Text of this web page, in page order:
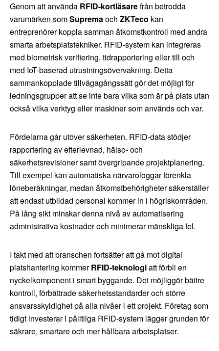
Genom att använda RFID-kortläsarefrån betrodda
varumärken somSupremaoch ZKTeco kan
entreprenörer koppla samman åtkomstkontroll med andra
smarta arbetsplatstekniker. RFID-system kan integreras
med biometrisk verifiering, tidrapportering eller till och
med IoT-baserad utrustningsövervakning. Detta
sammankopplade tillvägagångssätt gör det möjligt för
ledningsgrupper att se inte bara vilka som är på plats utan
också vilka verktyg eller maskiner som används och var.
Fördelarna går utöver säkerheten. RFID-data stödjer
rapportering av efterlevnad, hälso- och
säkerhetsrevisioner samt övergripande projektplanering.
Till exempel kan automatiska närvarologgar förenkla
löneberäkningar, medan åtkomstbehörigheter säkerställer
att endast utbildad personal kommer in i högriskområden.
På lång sikt minskar denna nivå av automatisering
administrativa kostnader och minimerar mänskliga fel.
I takt med att branschen fortsätter att gå mot digital
platshantering kommerRFID-teknologiatt förbli en
nyckelkomponent i smart byggande. Det möjliggör bättre
kontroll, förbättrade säkerhetsstandarder och större
ansvarsskyldighet på alla nivåer i ett projekt. Företag som
tidigt investerar i pålitliga RFID-system lägger grunden för
säkrare, smartare och mer hållbara arbetsplatser.